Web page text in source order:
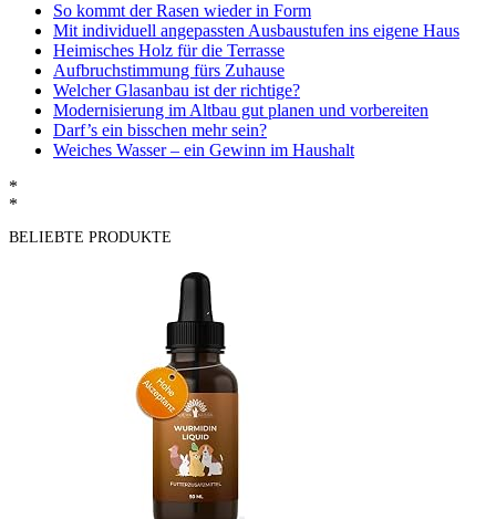
So kommt der Rasen wieder in Form
Mit individuell angepassten Ausbaustufen ins eigene Haus
Heimisches Holz für die Terrasse
Aufbruchstimmung fürs Zuhause
Welcher Glasanbau ist der richtige?
Modernisierung im Altbau gut planen und vorbereiten
Darf’s ein bisschen mehr sein?
Weiches Wasser – ein Gewinn im Haushalt
*
*
BELIEBTE PRODUKTE